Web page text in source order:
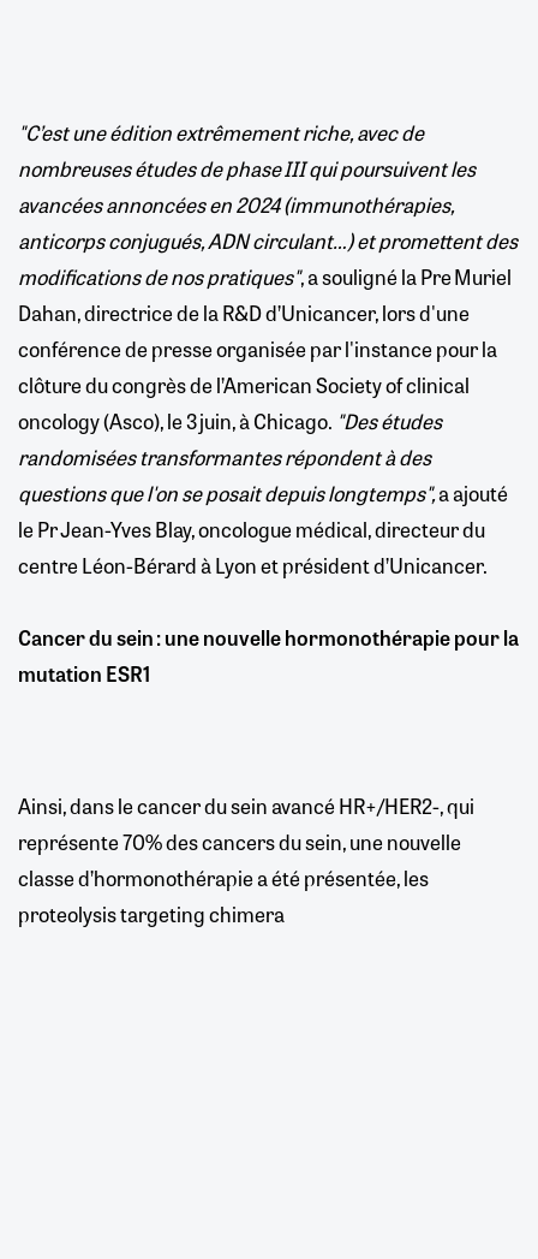
"C’est une édition extrêmement riche, avec de
nombreuses études de phase III qui poursuivent les
avancées annoncées en 2024 (immunothérapies,
anticorps conjugués, ADN circulant…) et promettent des
modifications de nos pratiques", a souligné la Pre Muriel
Dahan, directrice de la R&D d’Unicancer, lors d'une
conférence de presse organisée par l'instance pour la
clôture du congrès de l’American Society of clinical
oncology (Asco), le 3 juin, à Chicago. "Des études
randomisées transformantes répondent à des
questions que l'on se posait depuis longtemps",a ajouté
le Pr Jean-Yves Blay, oncologue médical, directeur du
centre Léon-Bérard à Lyon et président d’Unicancer.
Cancer du sein : une nouvelle hormonothérapie pour la
mutation ESR1
Ainsi, dans le cancer du sein avancé HR+/HER2-, qui
représente 70% des cancers du sein, une nouvelle
classe d’hormonothérapie a été présentée, les
proteolysis targeting chimera